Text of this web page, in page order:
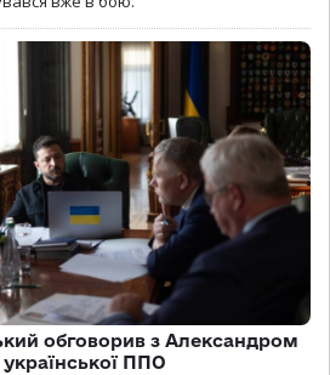
обговорив з Александром
ППО